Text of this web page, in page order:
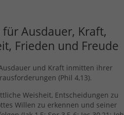
für Ausdauer, Kraft,
Frieden und Freude
und Kraft inmitten ihrer
(Phil 4,13).
Weisheit, Entscheidungen zu
Willen zu erkennen und seiner